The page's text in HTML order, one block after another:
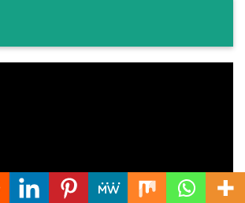
Translate »